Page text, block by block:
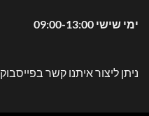
ימי שישי 09:00-13:00
ניתן ליצור איתנו קשר בפייסבוק